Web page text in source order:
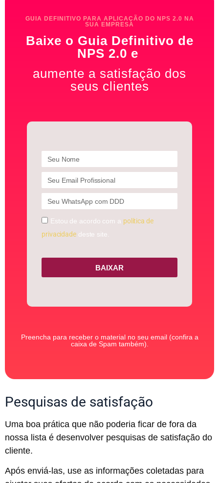
GUIA DEFINITIVO PARA APLICAÇÃO DO NPS 2.0 NA
SUA EMPRESA
Baixe o Guia Definitivo de
NPS 2.0 e
aumente a satisfação dos
seus clientes
Estou de acordo com a política de
privacidadedeste site.
BAIXAR
Preencha para receber o material no seu email (confira a
caixa de Spam também).
Pesquisas de satisfação
Uma boa prática que não poderia ficar de fora da
nossa lista é desenvolver pesquisas de satisfação do
cliente.
Após enviá-las, use as informações coletadas para